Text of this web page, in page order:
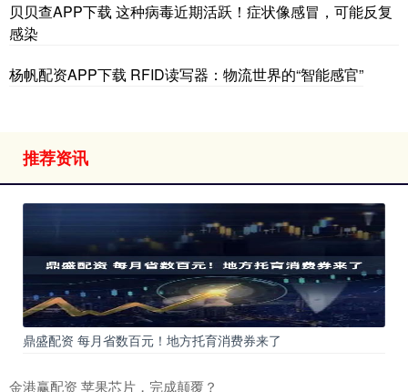
贝贝查APP下载 这种病毒近期活跃！症状像感冒，可能反复
感染
杨帆配资APP下载 RFID读写器：物流世界的“智能感官”
推荐资讯
鼎盛配资 每月省数百元！地方托育消费券来了
金港赢配资 苹果芯片，完成颠覆？